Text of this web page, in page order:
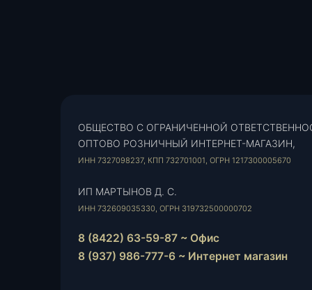
ОБЩЕСТВО С ОГРАНИЧЕННОЙ
ОПТОВО РОЗНИЧНЫЙ ИНТЕРНЕТ-МАГАЗИН,
ИНН 7327098237, КПП 732701001, ОГРН 1217300005670
ИП МАРТЫНОВ Д. С.
ИНН 732609035330, ОГРН 319732500000702
8 (8422) 63-59-87 ~ Офис
8 (937) 986-777-6 ~ Интернет магазин